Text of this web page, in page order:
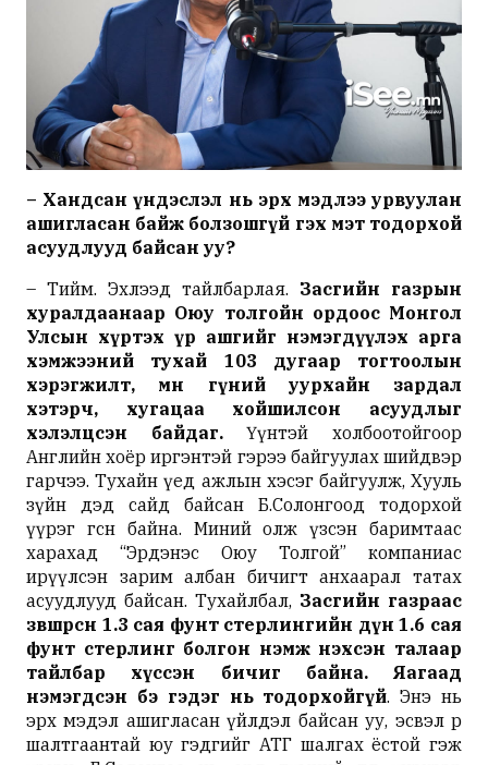
– Хандсан үндэслэл нь эрх мэдлээ урвуулан
ашигласан байж болзошгүй гэх мэт тодорхой
асуудлууд байсан уу?
– Тийм. Эхлээд тайлбарлая. Засгийн газрын
хуралдаанаар Оюу толгойн ордоос Монгол
Улсын хүртэх үр ашгийг нэмэгдүүлэх арга
хэмжээний тухай 103 дугаар тогтоолын
хэрэгжилт, мөн гүний уурхайн зардал
хэтэрч, хугацаа хойшилсон асуудлыг
хэлэлцсэн байдаг.Үүнтэй холбоотойгоор
Английн хоёр иргэнтэй гэрээ байгуулах шийдвэр
гарчээ. Тухайн үед ажлын хэсэг байгуулж, Хууль
зүйн дэд сайд байсан Б.Солонгоод тодорхой
үүрэг өгсөн байна. Миний олж үзсэн баримтаас
харахад “Эрдэнэс Оюу Толгой” компаниас
ирүүлсэн зарим албан бичигт анхаарал татах
асуудлууд байсан. Тухайлбал, Засгийн газраас
зөвшөөрсөн 1.3 сая фунт стерлингийн дүн 1.6 сая
фунт стерлинг болгон нэмж нэхсэн талаар
тайлбар хүссэн бичиг байна. Яагаад
нэмэгдсэн бэ гэдэг нь тодорхойгүй. Энэ нь
эрх мэдэл ашигласан үйлдэл байсан уу, эсвэл өөр
шалтгаантай юу гэдгийг АТГ шалгах ёстой гэж